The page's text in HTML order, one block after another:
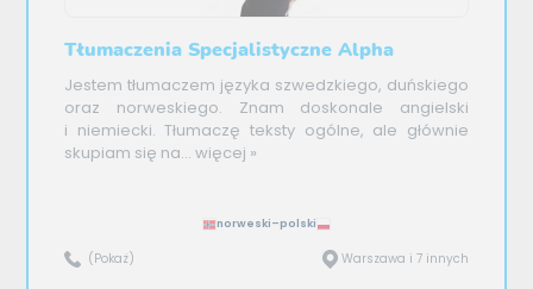
Tłumaczenia Specjalistyczne Alpha
Jestem tłumaczem języka szwedzkiego, duńskiego
oraz norweskiego. Znam doskonale angielski
i niemiecki. Tłumaczę teksty ogólne, ale głównie
skupiam się na... więcej »
norweski–polski
(Pokaż) Warszawa i 7 innych